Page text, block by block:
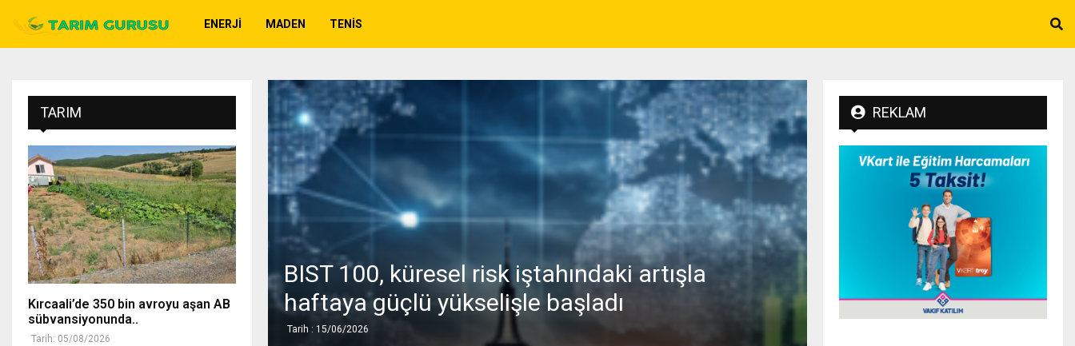
ENERJI MADEN TENIS
BIST 100, küresel risk iştahındaki artışla
haftaya güçlü yükselişle başladı
Tarih : 15/06/2026
TARIM
Kırcaali’de 350 bin avroyu aşan AB
sübvansiyonunda..
Tarih: 05/08/2026
REKLAM